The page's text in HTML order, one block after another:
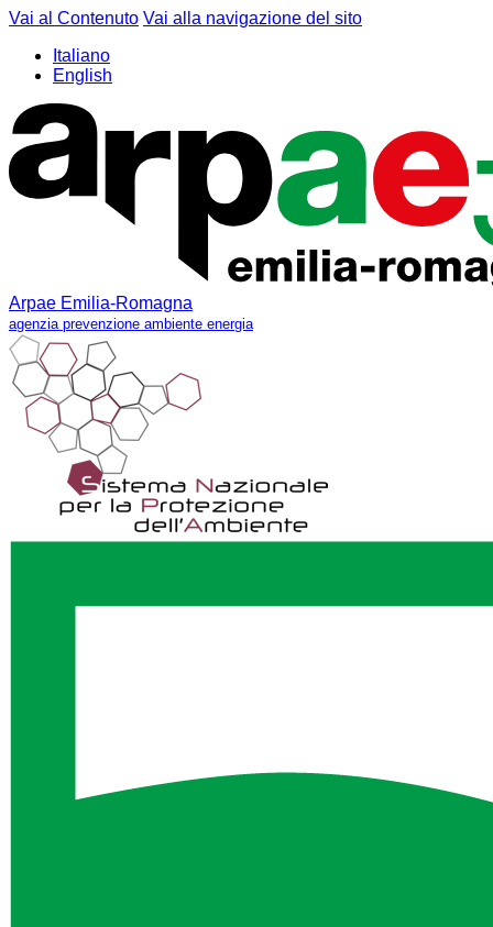
Vai al Contenuto Vai alla navigazione del sito
Italiano
English
Arpae Emilia-Romagna
agenzia prevenzione ambiente energia